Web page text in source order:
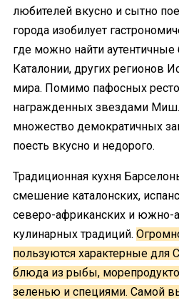
любителей вкусно и сытно
города изобилует
где можно найти
Каталонии, других регионов
мира. Помимо пафосных
награжденных звездами
множество демократичных
поесть вкусно и недорого.
Традиционная кухня
смешение каталонских,
северо-африканских и южно-
кулинарных традиций.
пользуются характерные для
блюда из рыбы,
зеленью и специями. Самой